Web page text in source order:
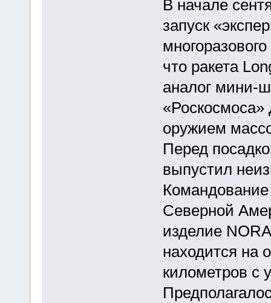
В начале
запуск
что ракета
аналог мини-
оружием
Перед
выпустил
Северной
изделие
находится на
километров с